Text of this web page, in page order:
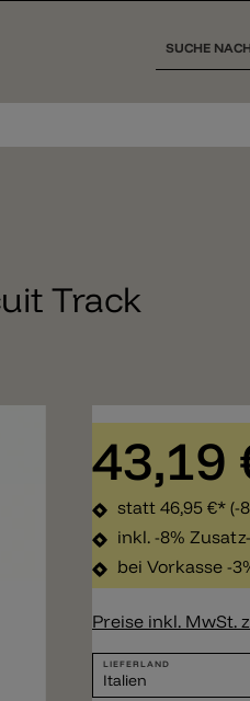
Track
43,19
statt 46,95 €* (-
inkl. -8%
bei Vorkasse -
Preise inkl. MwSt.
LIEFERLAND